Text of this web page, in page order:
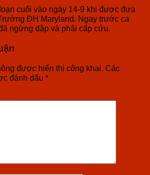
cuối vào ngày 14-9 khi được đưa
ĐH Maryland. Ngay trước ca
ngừng đập và phải cấp cứu.
được hiển thị công khai. Các
đánh dấu *